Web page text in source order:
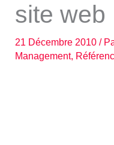
site web
21 Décembre 2010/
Management,